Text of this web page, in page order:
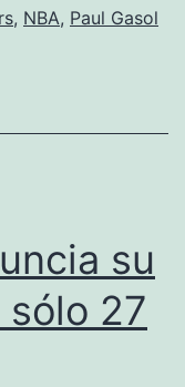
, NBA, Paul Gasol
su
27